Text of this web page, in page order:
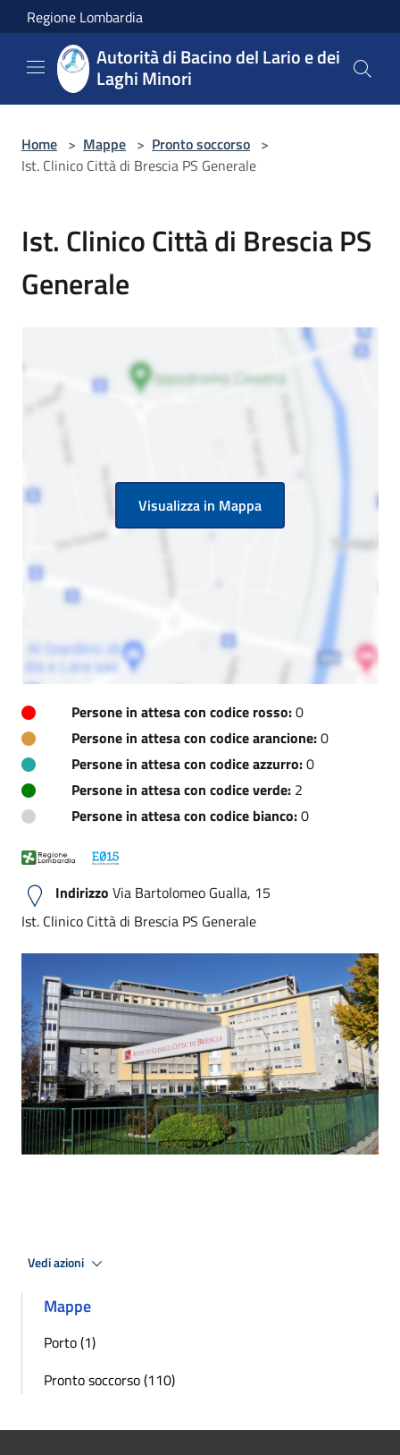
Salta al contenuto principale
Regione Lombardia
Autorità di Bacino del Lario e dei
Laghi Minori
Home > Mappe > Pronto soccorso >
Ist. Clinico Città di Brescia PS Generale
Ist. Clinico Città di Brescia PS
Generale
Visualizza in Mappa
Persone in attesa con codice rosso:0
Persone in attesa con codice arancione:0
Persone in attesa con codice azzurro:0
Persone in attesa con codice verde: 2
Persone in attesa con codice bianco:0
Indirizzo Via Bartolomeo Gualla, 15
Ist. Clinico Città di Brescia PS Generale
Vedi azioni
Mappe
Porto (1)
Pronto soccorso (110)